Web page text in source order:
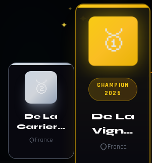
✦
✦ ✦
🥇
CHAMPION
2026
De La
Vigne
Du
France
🥈
De La
Carriere
De Thil
France